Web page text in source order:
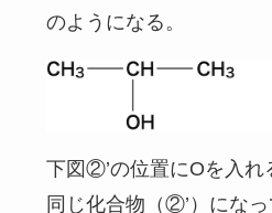
のようになる。
下図②’の位置にOを入
同じ化合物（②’）にな